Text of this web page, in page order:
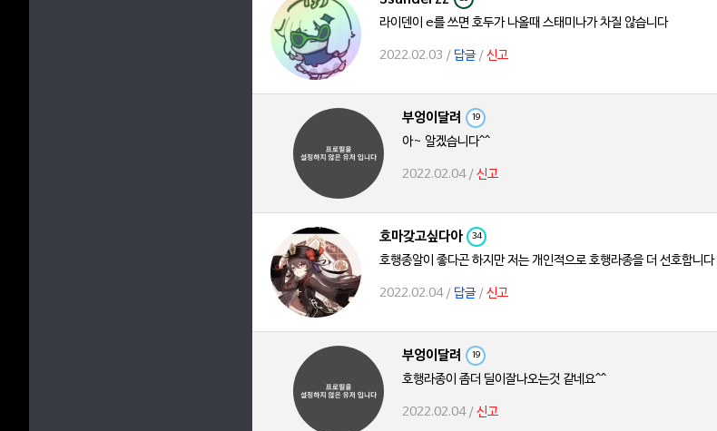
라이덴이 e를 쓰면 호두가 나올때 스태미나가 차질 않습니다
2022.02.03 / 답글/ 신고
부엉이달려 19
아~ 알겠습니다^^
2022.02.04 / 신고
호마갖고싶다아 34
호행종알이 좋다곤 하지만 저는 개인적으로 호행라종을 더 선호합니다
2022.02.04 / 답글/ 신고
부엉이달려 19
호행라종이 좀더 딜이잘나오는것 같네요^^
2022.02.04 / 신고